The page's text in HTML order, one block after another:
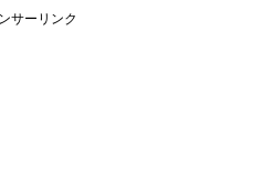
サーリンク